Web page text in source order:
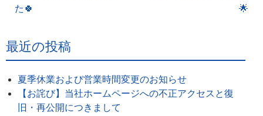
た🍀
🌟
最近の投稿
夏季休業および営業時間変更のお知らせ
【お詫び】当社ホームページへの不正アクセスと復
旧・再公開につきまして